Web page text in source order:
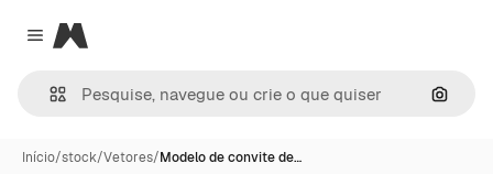
Close menu
Magnific
Início/stock/Vetores/Modelo de convite de…